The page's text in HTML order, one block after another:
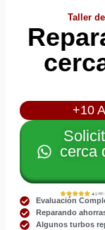
Taller
+10
cerca
Evaluación
Reparando
Algunos turbos